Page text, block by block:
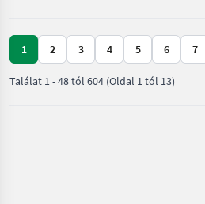
1 2 3 4 5 6 7
Találat 1-48tól 604 (Oldal 1 tól 13)